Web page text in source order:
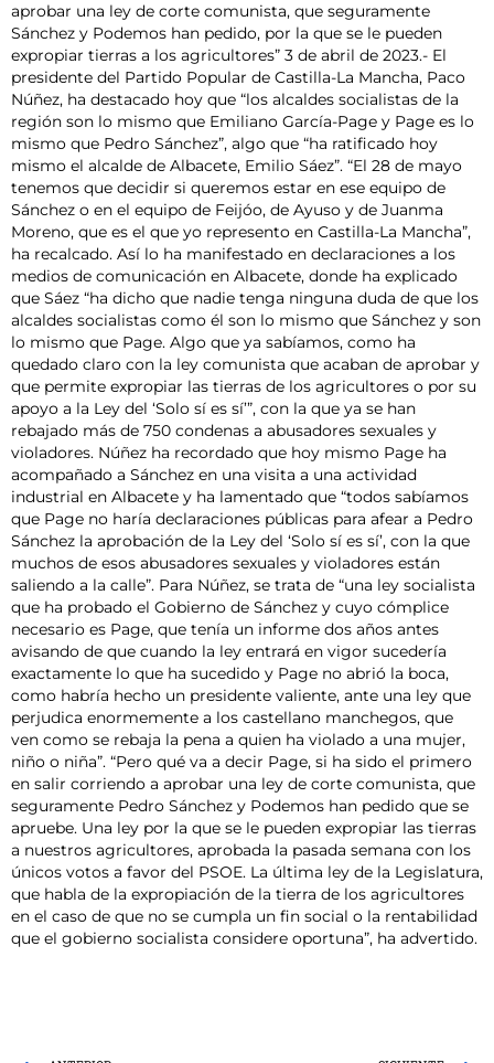
aprobar una ley de corte comunista, que seguramente
Sánchez y Podemos han pedido, por la que se le pueden
expropiar tierras a los agricultores” 3 de abril de 2023.- El
presidente del Partido Popular de Castilla-La Mancha, Paco
Núñez, ha destacado hoy que “los alcaldes socialistas de la
región son lo mismo que Emiliano García-Page y Page es lo
mismo que Pedro Sánchez”, algo que “ha ratificado hoy
mismo el alcalde de Albacete, Emilio Sáez”. “El 28 de mayo
tenemos que decidir si queremos estar en ese equipo de
Sánchez o en el equipo de Feijóo, de Ayuso y de Juanma
Moreno, que es el que yo represento en Castilla-La Mancha”,
ha recalcado. Así lo ha manifestado en declaraciones a los
medios de comunicación en Albacete, donde ha explicado
que Sáez “ha dicho que nadie tenga ninguna duda de que los
alcaldes socialistas como él son lo mismo que Sánchez y son
lo mismo que Page. Algo que ya sabíamos, como ha
quedado claro con la ley comunista que acaban de aprobar y
que permite expropiar las tierras de los agricultores o por su
apoyo a la Ley del ‘Solo sí es sí’”, con la que ya se han
rebajado más de 750 condenas a abusadores sexuales y
violadores. Núñez ha recordado que hoy mismo Page ha
acompañado a Sánchez en una visita a una actividad
industrial en Albacete y ha lamentado que “todos sabíamos
que Page no haría declaraciones públicas para afear a Pedro
Sánchez la aprobación de la Ley del ‘Solo sí es sí’, con la que
muchos de esos abusadores sexuales y violadores están
saliendo a la calle”. Para Núñez, se trata de “una ley socialista
que ha probado el Gobierno de Sánchez y cuyo cómplice
necesario es Page, que tenía un informe dos años antes
avisando de que cuando la ley entrará en vigor sucedería
exactamente lo que ha sucedido y Page no abrió la boca,
como habría hecho un presidente valiente, ante una ley que
perjudica enormemente a los castellano manchegos, que
ven como se rebaja la pena a quien ha violado a una mujer,
niño o niña”. “Pero qué va a decir Page, si ha sido el primero
en salir corriendo a aprobar una ley de corte comunista, que
seguramente Pedro Sánchez y Podemos han pedido que se
apruebe. Una ley por la que se le pueden expropiar las tierras
a nuestros agricultores, aprobada la pasada semana con los
únicos votos a favor del PSOE. La última ley de la Legislatura,
que habla de la expropiación de la tierra de los agricultores
en el caso de que no se cumpla un fin social o la rentabilidad
que el gobierno socialista considere oportuna”, ha advertido.